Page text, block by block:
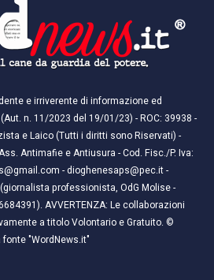
e irriverente di informazione ed
n. 11/2023 del 19/01/23) - ROC: 39938 -
e Laico (Tutti i diritti sono Riservati) -
Antimafie e Antiusura - Cod. Fisc./P. Iva:
- dioghenesaps@pec.it -
(giornalista professionista, OdG Molise -
AVVERTENZA: Le collaborazioni
a titolo Volontario e Gratuito. ©
"WordNews.it"